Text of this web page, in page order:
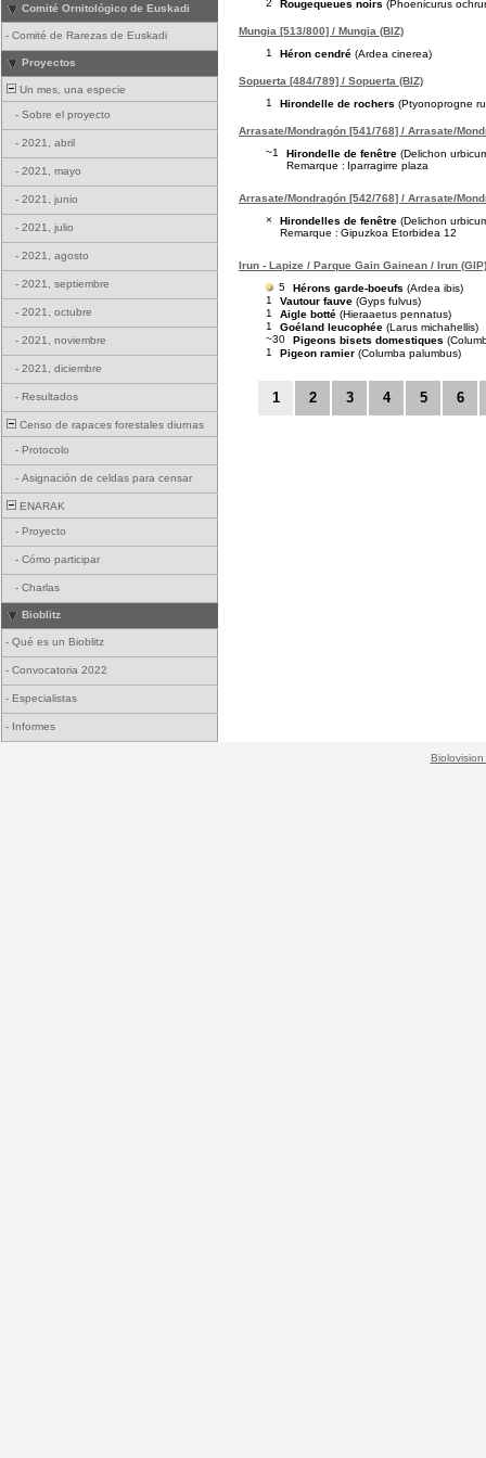
Comité Ornitológico de Euskadi
- Comité de Rarezas de Euskadi
Proyectos
Un mes, una especie
- Sobre el proyecto
- 2021, abril
- 2021, mayo
- 2021, junio
- 2021, julio
- 2021, agosto
- 2021, septiembre
- 2021, octubre
- 2021, noviembre
- 2021, diciembre
- Resultados
Censo de rapaces forestales diurnas
- Protocolo
- Asignación de celdas para censar
ENARAK
- Proyecto
- Cómo participar
- Charlas
Bioblitz
- Qué es un Bioblitz
- Convocatoria 2022
- Especialistas
- Informes
Rougequeues noirs (Phoenicurus
Mungia [513/800] / Mungia (BIZ)
1
Héron cendré (Ardea cinerea)
Sopuerta [484/789] / Sopuerta (BIZ)
1
Hirondelle de rochers (Ptyonoprogne
Arrasate/Mondragón [541/768] / Arrasate/
~1
Hirondelle de fenêtre (Delichon
Remarque : Iparragirre plaza
Arrasate/Mondragón [542/768] / Arrasate/
×
Hirondelles de fenêtre (Delichon
Remarque : Gipuzkoa Etorbidea 12
Irun - Lapize / Parque Gain Gainean / Irun (GIP)
5
Hérons garde-boeufs (Ardea ibis)
1
Vautour fauve (Gyps fulvus)
1
Aigle botté (Hieraaetus pennatus)
1
Goéland leucophée (Larus michahellis)
~30
Pigeons bisets domestiques
1
Pigeon ramier (Columba palumbus)
1 2 3 4 5 6
Biolovision